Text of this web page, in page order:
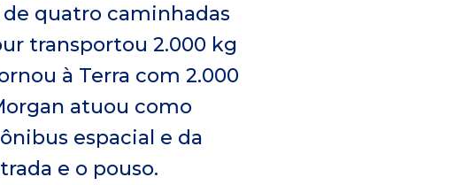
quatro caminhadas
transportou 2.000 kg
à Terra com 2.000
atuou como
espacial e da
e o pouso.